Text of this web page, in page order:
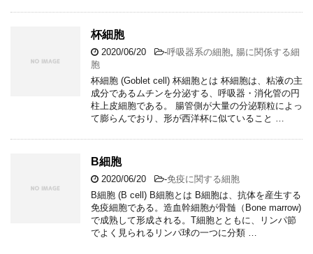
杯細胞
2020/06/20 -呼吸器系の細胞 腸に関係する細
胞
杯細胞 (Goblet cell) 杯細胞とは 杯細胞は、粘液の主
成分であるムチンを分泌する、呼吸器・消化管の円
柱上皮細胞である。 腸管側が大量の分泌顆粒によっ
て膨らんでおり、形が西洋杯に似ていること …
B細胞
2020/06/20 -免疫に関する細胞
B細胞 (B cell) B細胞とは B細胞は、抗体を産生する
免疫細胞である。造血幹細胞が骨髄（Bone marrow)
で成熟して形成される。T細胞とともに、リンパ節
でよく見られるリンパ球の一つに分類 …